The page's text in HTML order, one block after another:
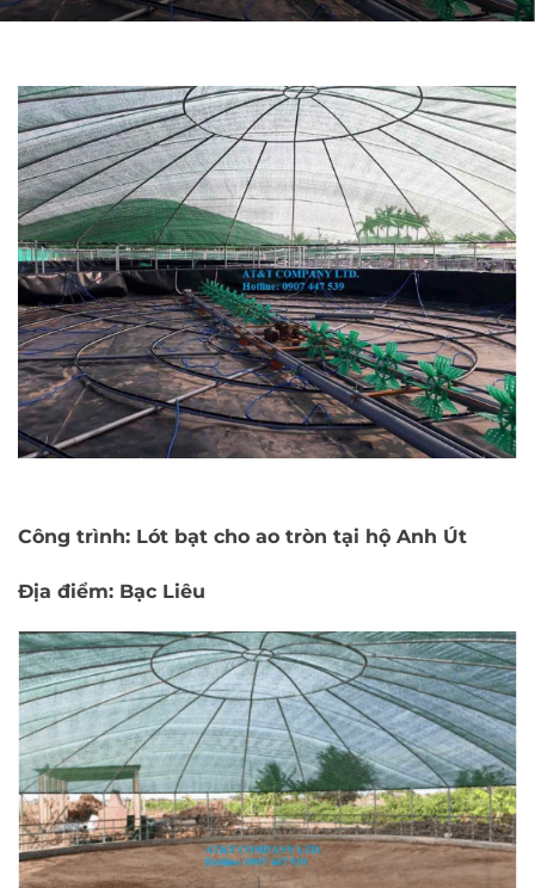
Công trình: Lót bạt cho ao tròn tại hộ Anh Út
Địa điểm: Bạc Liêu